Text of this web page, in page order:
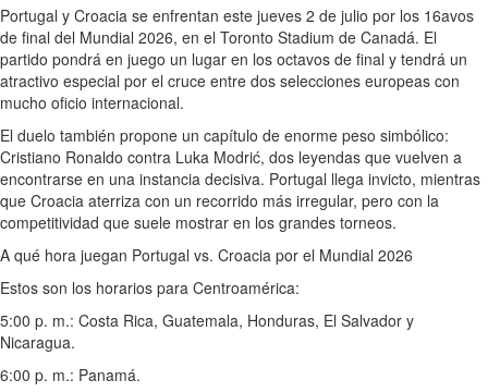
Portugal y Croacia se enfrentan este jueves 2 de julio por los 16avos
de final del Mundial 2026, en el Toronto Stadium de Canadá. El
partido pondrá en juego un lugar en los octavos de final y tendrá un
atractivo especial por el cruce entre dos selecciones europeas con
mucho oficio internacional.
El duelo también propone un capítulo de enorme peso simbólico:
Cristiano Ronaldo contra Luka Modrić, dos leyendas que vuelven a
encontrarse en una instancia decisiva. Portugal llega invicto, mientras
que Croacia aterriza con un recorrido más irregular, pero con la
competitividad que suele mostrar en los grandes torneos.
A qué hora juegan Portugal vs. Croacia por el Mundial 2026
Estos son los horarios para Centroamérica:
5:00 p. m.: Costa Rica, Guatemala, Honduras, El Salvador y
Nicaragua.
6:00 p. m.: Panamá.